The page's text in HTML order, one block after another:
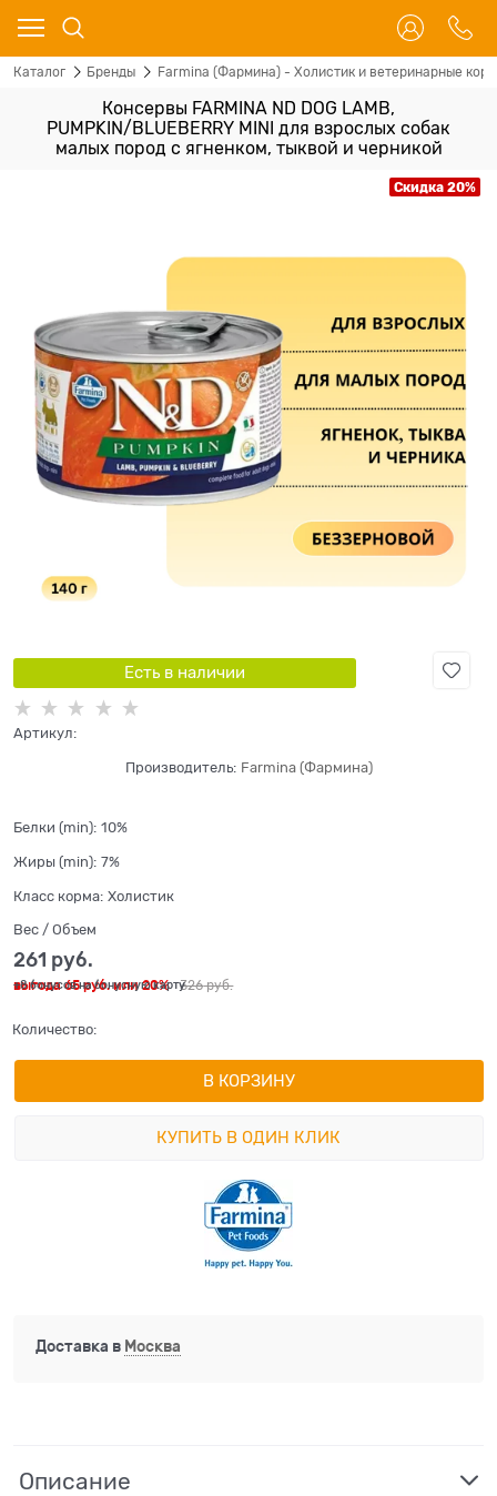
Каталог Бренды Farmina (Фармина) - Холистик и ветеринарные
Консервы FARMINA ND DOG LAMB,
PUMPKIN/BLUEBERRY MINI для взрослых собак
малых пород с ягненком, тыквой и черникой
Скидка 20%
Есть в наличии
Артикул:
Производитель: Farmina (Фармина)
Белки (min): 10%
Жиры (min): 7%
Класс корма: Холистик
Вес / Объем
326 руб.
261 руб.
выгода65 руб.или20%
+8 бонусов на бонусную карту
Количество:
В КОРЗИНУ
КУПИТЬ В ОДИН КЛИК
Доставка в Москва
Описание